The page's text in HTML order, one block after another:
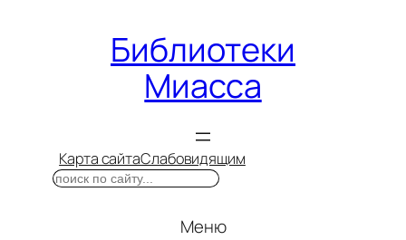
Библиотеки
Миасса
Карта сайтаСлабовидящим
Поиск
Меню